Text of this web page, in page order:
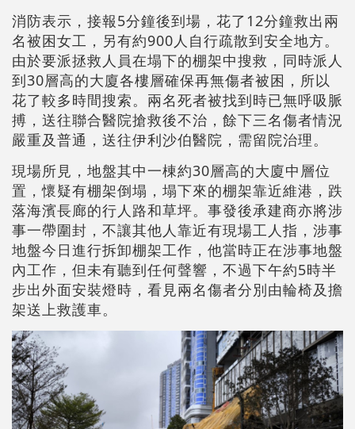
消防表示，接報5分鐘後到場，花了12分鐘救出兩
名被困女工，另有約900人自行疏散到安全地方。
由於要派拯救人員在塌下的棚架中搜救，同時派人
到30層高的大廈各樓層確保再無傷者被困，所以
花了較多時間搜索。兩名死者被找到時已無呼吸脈
搏，送往聯合醫院搶救後不治，餘下三名傷者情況
嚴重及普通，送往伊利沙伯醫院，需留院治理。
現場所見，地盤其中一棟約30層高的大廈中層位
置，懷疑有棚架倒塌，塌下來的棚架靠近維港，跌
落海濱長廊的行人路和草坪。事發後承建商亦將涉
事一帶圍封，不讓其他人靠近有現場工人指，涉事
地盤今日進行拆卸棚架工作，他當時正在涉事地盤
內工作，但未有聽到任何聲響，不過下午約5時半
步出外面安裝燈時，看見兩名傷者分別由輪椅及擔
架送上救護車。